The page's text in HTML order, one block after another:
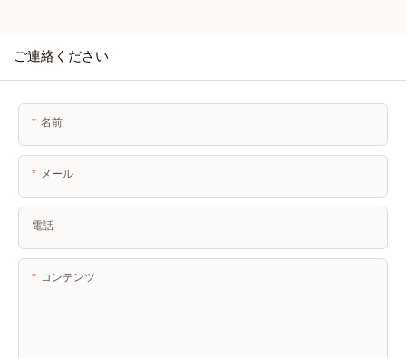
ご連絡ください
名前
メール
電話
コンテンツ